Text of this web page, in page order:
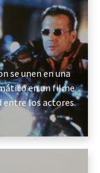
se unen en una
en un filme
entre los actores.